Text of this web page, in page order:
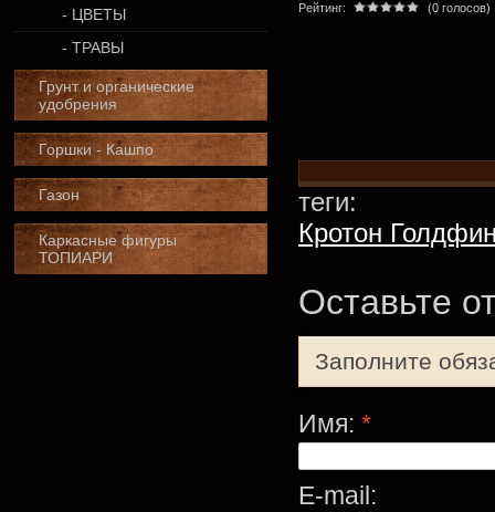
Рейтинг: (0 голосов)
теги:
Кротон
Оставьте
Заполните
Имя: *
E-mail:
- ЦВЕТЫ
- ТРАВЫ
Грунт и органические
удобрения
Горшки - Кашпо
Газон
Каркасные фигуры
ТОПИАРИ